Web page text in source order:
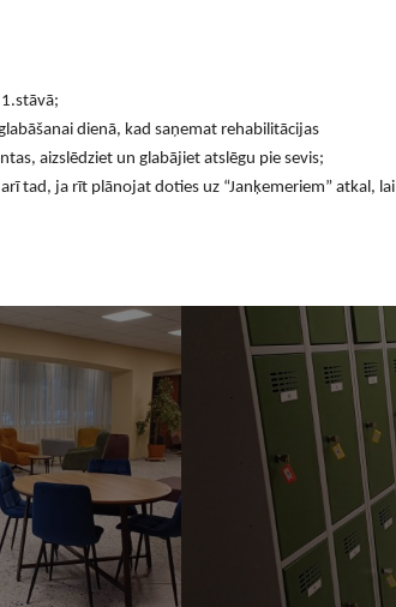
dienā, kad saņemat rehabilitācijas
aizslēdziet un glabājiet atslēgu pie sevis;
tad, ja rīt plānojat doties uz “Janķemeriem” atkal, lai